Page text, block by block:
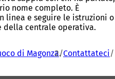
nome completo. È
linea e seguire le istruzioni o
della centrale operativa.
di Magonza Contattateci